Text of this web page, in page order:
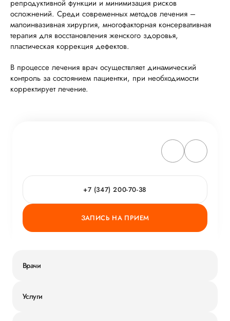
репродуктивной функции и минимизация рисков
осложнений. Среди современных методов лечения –
малоинвазивная хирургия, многофакторная консервативная
терапия для восстановления женского здоровья,
пластическая коррекция дефектов.
В процессе лечения врач осуществляет динамический
контроль за состоянием пациентки, при необходимости
корректирует лечение.
+7 (347) 200-70-38
ЗАПИСЬ НА ПРИЕМ
Врачи
Услуги